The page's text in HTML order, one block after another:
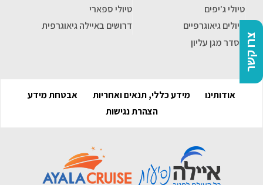
צרו קשר
טיולי ג'יפים
טיולי ספארי
טיולים גיאוגרפיים
דרושים באיילה גיאוגרפית
הסדר מגן עליון
אודותינו מידע כללי, תנאים ואחריות
אבטחת מידע
הצהרת נגישות